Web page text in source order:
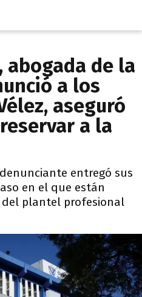
abogada de la
a los
aseguró
a la
entregó sus
en el que están
plantel profesional